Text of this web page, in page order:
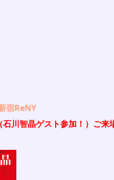
宿ReNY
（石川智晶ゲスト参加！）ご